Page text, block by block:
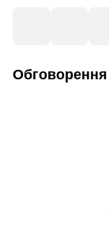
Обговорення